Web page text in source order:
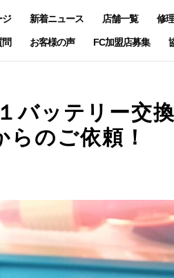
ジ 新着ニュース 店舗一覧 修
お客様の声 FC加盟店募集
バッテリー交
のご依頼！